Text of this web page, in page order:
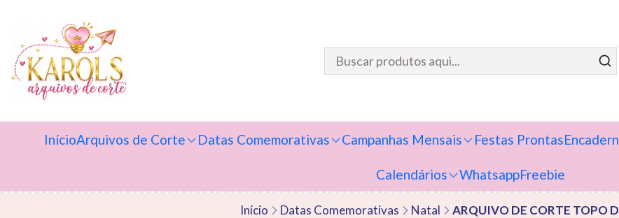
InícioArquivos de Corte Datas Comemorativas Campanhas Mensais Festas Prontas
Calendários WhatsappFreebie
Início Datas Comemorativas Natal ARQUIVO DE CORTE TOPO